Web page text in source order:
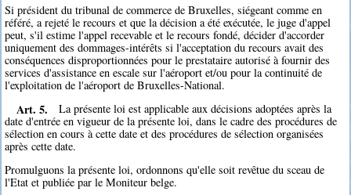
Si président du tribunal de commerce de Bruxelles, siégeant comme en
référé, a rejeté le recours et que la décision a été exécutée, le juge d'appel
peut, s'il estime l'appel recevable et le recours fondé, décider d'accorder
uniquement des dommages-intérêts si l'acceptation du recours avait des
conséquences disproportionnées pour le prestataire autorisé à fournir des
services d'assistance en escale sur l'aéroport et/ou pour la continuité de
l'exploitation de l'aéroport de Bruxelles-National.
Art. 5.
La présente loi est applicable aux décisions adoptées après la
date d'entrée en vigueur de la présente loi, dans le cadre des procédures de
sélection en cours à cette date et des procédures de sélection organisées
après cette date.
Promulguons la présente loi, ordonnons qu'elle soit revêtue du sceau de
l'Etat et publiée par le Moniteur belge.